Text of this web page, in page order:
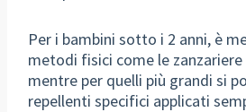
Per i bambini sotto i 2 anni, è
metodi fisici come le
mentre per quelli più grandi si
repellenti specifici applicati